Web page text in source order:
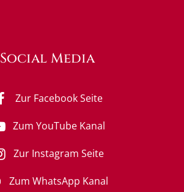
Social Media
Zur Facebook Seite
Zum YouTube Kanal
Zur Instagram Seite
Zum WhatsApp Kanal